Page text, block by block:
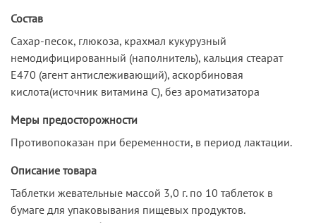
Состав
Сахар-песок, глюкоза, крахмал кукурузный
немодифицированный (наполнитель), кальция стеарат
Е470 (агент антислеживающий), аскорбиновая
кислота(источник витамина С), без ароматизатора
Меры предосторожности
Противопоказан при беременности, в период лактации.
Описание товара
Таблетки жевательные массой 3,0 г. по 10 таблеток в
бумаге для упаковывания пищевых продуктов.